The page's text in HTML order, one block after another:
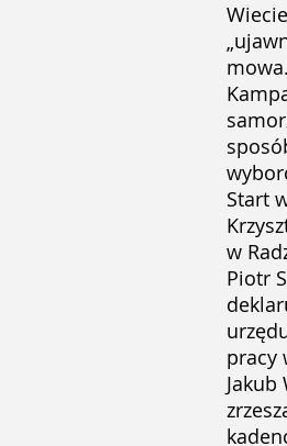
mowa.
Start
w
Piotr
pracy